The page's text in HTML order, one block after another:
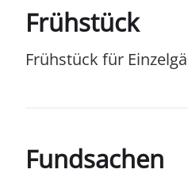
Frühstück
Frühstück für
Fundsachen